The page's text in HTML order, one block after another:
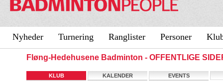
Nyheder Turnering Ranglister Personer
Fløng-Hedehusene Badminton - OFFENTLIGE
KLUB KALENDER
EVENTS